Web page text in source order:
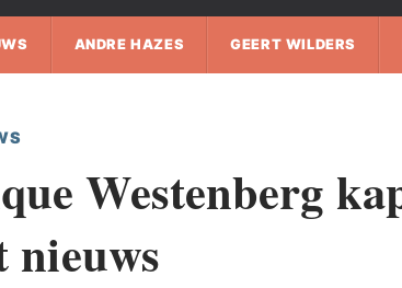
ANDRE HAZES GEERT WILDERS
Westenberg
nieuws